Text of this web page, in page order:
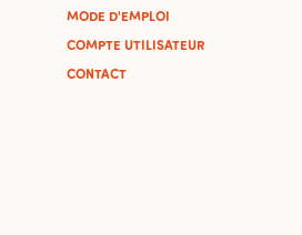
MODE D'EMPLOI
COMPTE UTILISATEUR
CONTACT